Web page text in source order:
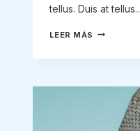
tellus. Duis at
LEER MÁS THE
BUSINESS
GROWTH